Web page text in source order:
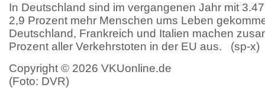
In Deutschland sind im vergangenen Jahr mit
2,9 Prozent mehr Menschen ums Leben
Deutschland, Frankreich und Italien machen
Prozent aller Verkehrstoten in der EU aus. (sp-x)
Copyright © 2026 VKUonline.de
(Foto: DVR)